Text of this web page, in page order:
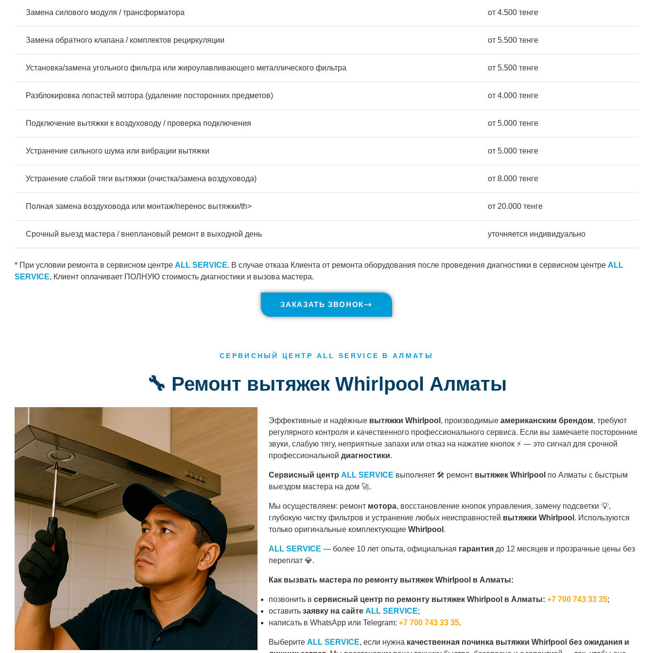
Замена силового модуля / трансформатора от 4.500 тенге
Замена обратного клапана / комплектов рециркуляции от 5.500 тенге
Установка/замена угольного фильтра или жироулавливающего металлического фильтра от 5.500 тенге
Разблокировка лопастей мотора (удаление посторонних предметов) от 4.000 тенге
Подключение вытяжки к воздуховоду / проверка подключения от 5.000 тенге
Устранение сильного шума или вибрации вытяжки от 5.000 тенге
Устранение слабой тяги вытяжки (очистка/замена воздуховода) от 8.000 тенге
Полная замена воздуховода или монтаж/перенос вытяжки/th> от 20.000 тенге
Срочный выезд мастера / внеплановый ремонт в выходной день уточняется индивидуально
* При условии ремонта в сервисном центре ALL SERVICE. В случае отказа Клиента от ремонта оборудования после проведения диагностики в сервисном центре ALL
SERVICE, Клиент оплачивает ПОЛНУЮ стоимость диагностики и вызова мастера.
ЗАКАЗАТЬ ЗВОНОК
СЕРВИСНЫЙ ЦЕНТР ALL SERVICE В АЛМАТЫ
🔧 Ремонт вытяжек Whirlpool Алматы
Эффективные и надёжные вытяжки Whirlpool , производимые американским брендом, требуют
регулярного контроля и качественного профессионального сервиса. Если вы замечаете посторонние
звуки, слабую тягу, неприятные запахи или отказ на нажатие кнопок ⚡ — это сигнал для срочной
профессиональной диагностики.
Сервисный центр ALL SERVICE выполняет 🛠️ ремонт вытяжек Whirlpool по Алматы с быстрым
выездом мастера на дом 🚀.
Мы осуществляем: ремонт мотора, восстановление кнопок управления, замену подсветки 💡,
глубокую чистку фильтров и устранение любых неисправностей вытяжки Whirlpool . Используются
только оригинальные комплектующие Whirlpool .
ALL SERVICE — более 10 лет опыта, официальная гарантиядо 12 месяцев и прозрачные цены без
переплат 💎.
Как вызвать мастера по ремонту вытяжек Whirlpool в Алматы:
позвонить в сервисный центр по ремонту вытяжек Whirlpool в Алматы: +7 700 743 33 35;
оставить заявку на сайте ALL SERVICE;
написать в WhatsApp или Telegram: +7 700 743 33 35.
Выберите ALL SERVICE, если нужна качественная починка вытяжки Whirlpool без ожидания и